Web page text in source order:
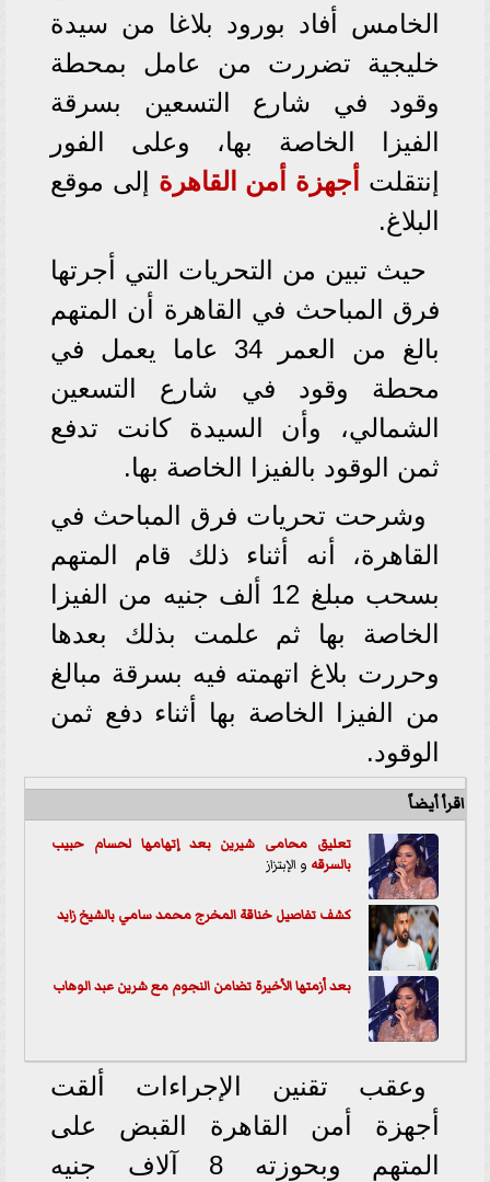
الخامس أفاد بورود بلاغا من سيدة
خليجية تضررت من عامل بمحطة
وقود في شارع التسعين بسرقة
الفيزا الخاصة بها، وعلى الفور
إنتقلت
أجهزة أمن القاهرة إلى موقع
البلاغ.
حيث تبين من التحريات التي أجرتها
فرق المباحث في القاهرة أن المتهم
بالغ من العمر 34 عاما يعمل في
محطة وقود في شارع التسعين
الشمالي، وأن السيدة كانت تدفع
ثمن الوقود بالفيزا الخاصة بها.
وشرحت تحريات فرق المباحث في
القاهرة، أنه أثناء ذلك قام المتهم
بسحب مبلغ 12 ألف جنيه من الفيزا
الخاصة بها ثم علمت بذلك بعدها
وحررت بلاغ اتهمته فيه بسرقة مبالغ
من الفيزا الخاصة بها أثناء دفع ثمن
الوقود.
اقرأ أيضاً
تعليق محامى شيرين بعد إتهامها لحسام حبيب
بالسرقه و الإبتزاز
كشف تفاصيل خناقة المخرج محمد سامي بالشيخ زايد
بعد أزمتها الأخيرة تضامن النجوم مع شرين عبد الوهاب
وعقب تقنين الإجراءات ألقت
أجهزة أمن القاهرة القبض على
المتهم وبحوزته 8 آلاف جنيه